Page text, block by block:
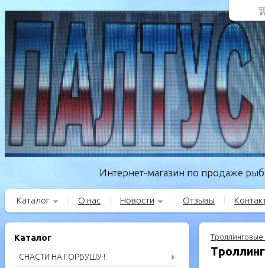
Интернет-магазин по продаже
Каталог О нас Новости Отзывы
Каталог
СНАСТИ НА ГОРБУШУ !
Троллинговые